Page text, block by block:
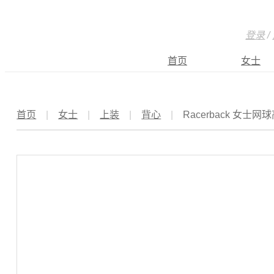
登录/
首页 女士
首页 女士 上装 背心 Racerback 女士网